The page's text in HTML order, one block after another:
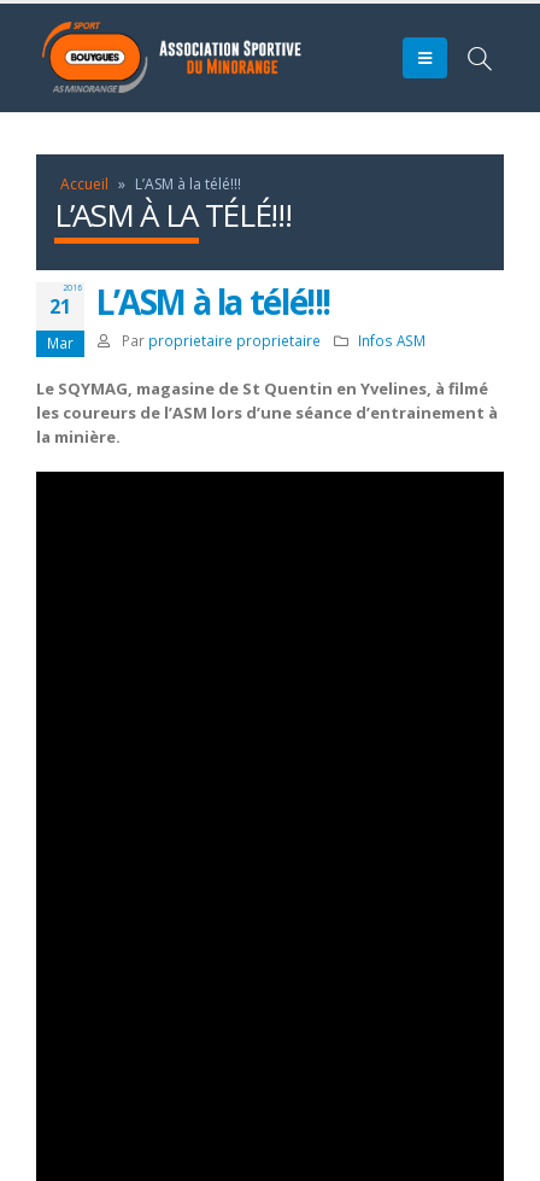
Accueil » L’ASM à la télé!!!
L’ASM À LA TÉLÉ!!!
2016
21
Mar
L’ASM à la télé!!!
Par proprietaire proprietaire Infos ASM
Le SQYMAG, magasine de St Quentin en Yvelines, à filmé
les coureurs de l’ASM lors d’une séance d’entrainement à
la minière.